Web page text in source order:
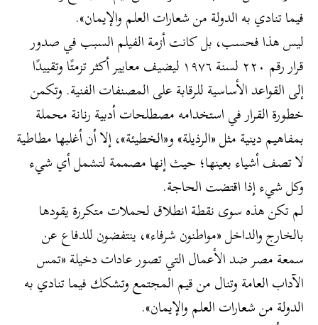
فيما تنادي به الدولة من شعارات العلم والإيمان».
ليس هذا فحسب، بل كانت أزمة الفيلم السبب في صدور
قرار رقم ٢٢٠ لسنة ١٩٧٦ ليضيف معايير أكثر تزمتًا وتقييدًا
إلى القواعد الأساسية للرقابة على المصنفات الفنية. وتكمن
خطورة القرار في استخدامه مصطلحات أدبية رنانة محملة
بمفاهيم دينية مثل «الرذيلة» و«الخطيئة»، إلا أن أغلبها مطاطية
لا تصف أشياء بعينها؛ حيث إنها مصممة لتشمل أي شيء
وكل شيء إذا اقتضت الحاجة.
لم تكن هذه سوى نقطة انطلاق لحملات متكررة يقودها
بالخارج والداخل «مواطنون شرفاء»، ينتفضون للدفاع عن
سمعة مصر ضد الأعمال التي تصور عادات دخيلة «تمس
الآداب العامة وتنال من قيم المجتمع وتشكك فيما تنادي به
الدولة من شعارات العلم والإيمان».